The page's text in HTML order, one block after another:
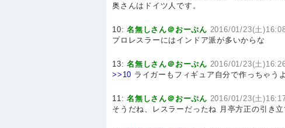
奥さんはドイツ人です。
10:名無しさん＠おーぷん 2016/01/23(土
プロレスラーにはインドア派が多いからな
13:名無しさん＠おーぷん 2016/01/23(土
>>10 ライガーもフィギュア自分で作っちゃう
11:名無しさん＠おーぷん 2016/01/23(土
そうだね、レスラーだったね 月亭方正の引き